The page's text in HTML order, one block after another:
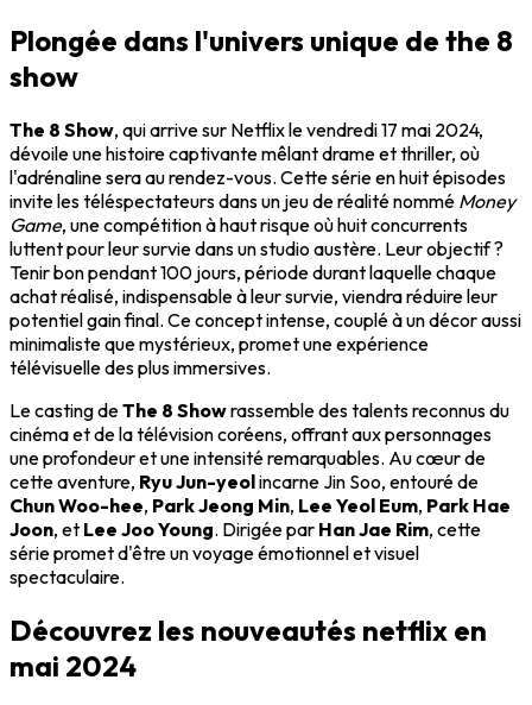
Plongée dans l'univers unique de the 8
show
The 8 Show, qui arrive sur Netflix le vendredi 17 mai 2024,
dévoile une histoire captivante mêlant drame et thriller, où
l'adrénaline sera au rendez-vous. Cette série en huit épisodes
invite les téléspectateurs dans un jeu de réalité nommé Money
Game, une compétition à haut risque où huit concurrents
luttent pour leur survie dans un studio austère. Leur objectif ?
Tenir bon pendant 100 jours, période durant laquelle chaque
achat réalisé, indispensable à leur survie, viendra réduire leur
potentiel gain final. Ce concept intense, couplé à un décor aussi
minimaliste que mystérieux, promet une expérience
télévisuelle des plus immersives.
Le casting deThe 8 Showrassemble des talents reconnus du
cinéma et de la télévision coréens, offrant aux personnages
une profondeur et une intensité remarquables. Au cœur de
cette aventure, Ryu Jun-yeolincarne Jin Soo, entouré de
Chun Woo-hee, Park Jeong Min, Lee Yeol Eum, Park Hae
Joon, et Lee Joo Young. Dirigée par Han Jae Rim, cette
série promet d'être un voyage émotionnel et visuel
spectaculaire.
Découvrez les nouveautés netflix en
mai 2024